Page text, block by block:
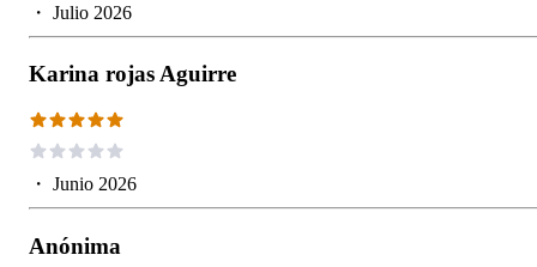
・ Julio 2026
Karina rojas Aguirre
・ Junio 2026
Anónima